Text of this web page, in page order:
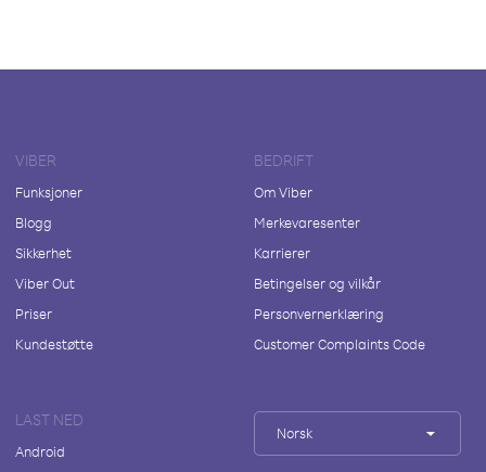
VIBER
Funksjoner
Blogg
Sikkerhet
Viber Out
Priser
Kundestøtte
BEDRIFT
Om Viber
Merkevaresenter
Karrierer
Betingelser og vilkår
Personvernerklæring
Customer Complaints Code
LAST NED
Android
Norsk